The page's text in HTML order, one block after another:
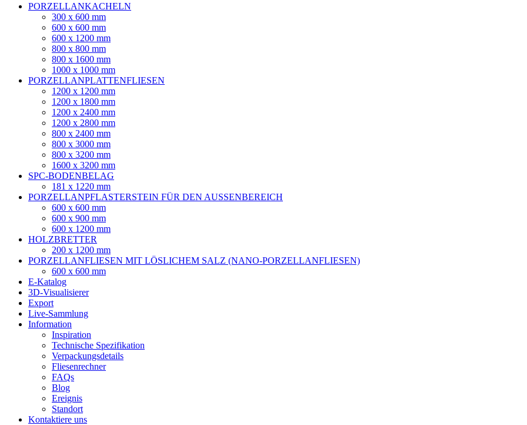
PORZELLANKACHELN
300 x 600 mm
600 x 600 mm
600 x 1200 mm
800 x 800 mm
800 x 1600 mm
1000 x 1000 mm
PORZELLANPLATTENFLIESEN
1200 x 1200 mm
1200 x 1800 mm
1200 x 2400 mm
1200 x 2800 mm
800 x 2400 mm
800 x 3000 mm
800 x 3200 mm
1600 x 3200 mm
SPC-BODENBELAG
181 x 1220 mm
PORZELLANPFLASTERSTEIN FÜR DEN AUSSENBEREICH
600 x 600 mm
600 x 900 mm
600 x 1200 mm
HOLZBRETTER
200 x 1200 mm
PORZELLANFLIESEN MIT LÖSLICHEM SALZ (NANO-PORZELLANFLIESEN)
600 x 600 mm
E-Katalog
3D-Visualisierer
Export
Live-Sammlung
Information
Inspiration
Technische Spezifikation
Verpackungsdetails
Fliesenrechner
FAQs
Blog
Ereignis
Standort
Kontaktiere uns